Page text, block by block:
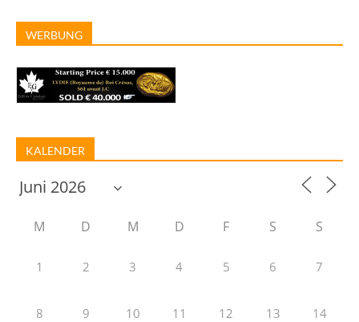
WERBUNG
KALENDER
M D M D F S S
1 2 3 4 5 6 7
8 9 10 11 12 13 14